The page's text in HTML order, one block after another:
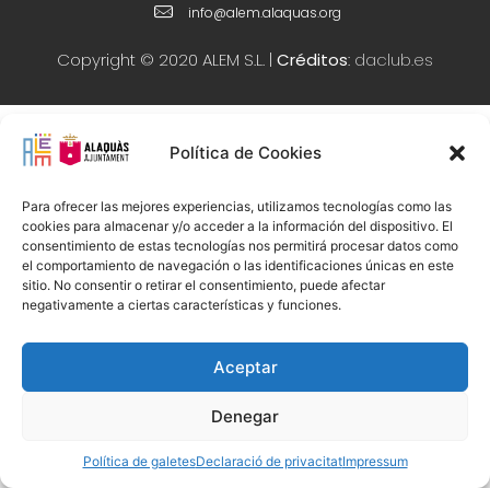
Política de Cookies
Para ofrecer las mejores experiencias, utilizamos tecnologías como las
cookies para almacenar y/o acceder a la información del dispositivo. El
consentimiento de estas tecnologías nos permitirá procesar datos como
el comportamiento de navegación o las identificaciones únicas en este
sitio. No consentir o retirar el consentimiento, puede afectar
negativamente a ciertas características y funciones.
Aceptar
Denegar
Política de galetesDeclaració de privacitatImpressum
Copyright © 2020 ALEM S.L. | Créditos: daclub.es
info@alem.alaquas.org